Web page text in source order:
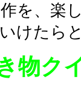
を、楽
けたら
物ク